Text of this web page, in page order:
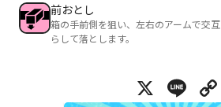
前おとし
箱の手前側を狙い、左右のアームで交
らして落とします。
X Line